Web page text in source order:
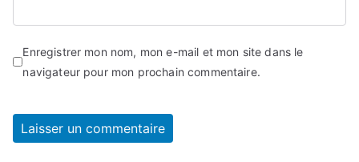
Enregistrer mon nom, mon e-mail et mon site dans le
navigateur pour mon prochain commentaire.